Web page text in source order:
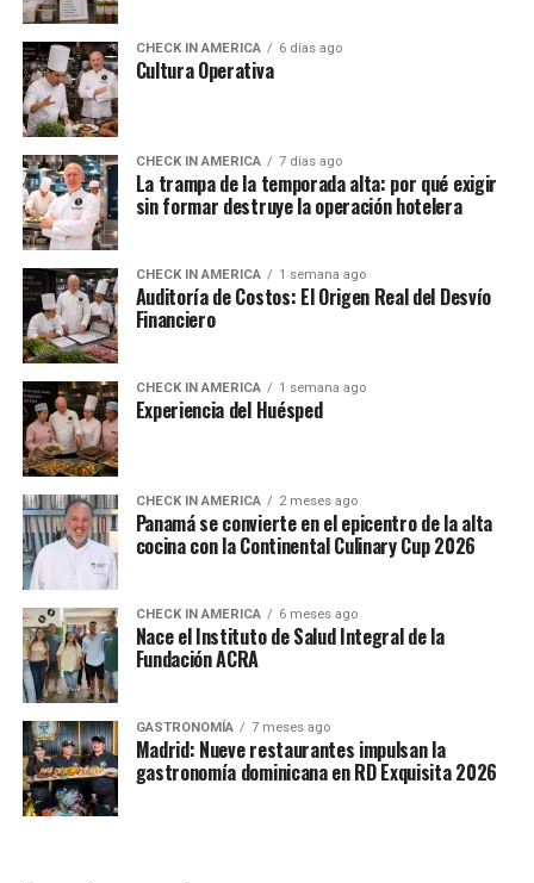
CHECK IN AMERICA 6 días ago
Cultura Operativa
CHECK IN AMERICA 7 días ago
La trampa de la temporada alta: por qué exigir
sin formar destruye la operación hotelera
CHECK IN AMERICA 1 semana ago
Auditoría de Costos: El Origen Real del Desvío
Financiero
CHECK IN AMERICA 1 semana ago
Experiencia del Huésped
CHECK IN AMERICA 2 meses ago
Panamá se convierte en el epicentro de la alta
cocina con la Continental Culinary Cup 2026
CHECK IN AMERICA 6 meses ago
Nace el Instituto de Salud Integral de la
Fundación ACRA
GASTRONOMÍA 7 meses ago
Madrid: Nueve restaurantes impulsan la
gastronomía dominicana en RD Exquisita 2026